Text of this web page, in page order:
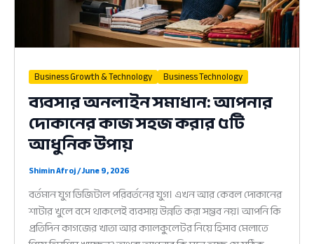
Business Growth & Technology Business Technology
ব্যবসার অনলাইন সমাধান: আপনার
দোকানের কাজ সহজ করার ৫টি
আধুনিক উপায়
Shimin Afroj/June 9, 2026
বর্তমান যুগ ডিজিটাল পরিবর্তনের যুগ। এখন আর কেবল দোকানের
শাটার খুলে বসে থাকলেই ব্যবসায় উন্নতি করা সম্ভব নয়। আপনি কি
প্রতিদিন কাগজের খাতা আর ক্যালকুলেটর নিয়ে হিসাব মেলাতে